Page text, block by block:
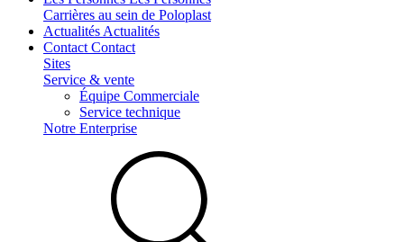
Carrières au sein de Poloplast
Actualités Actualités
Contact Contact
Sites
Service & vente
Équipe Commerciale
Service technique
Notre Enterprise